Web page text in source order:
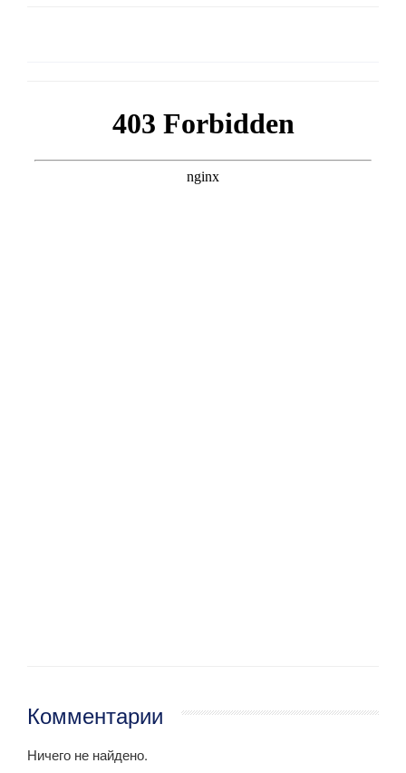
Комментарии
Ничего не найдено.